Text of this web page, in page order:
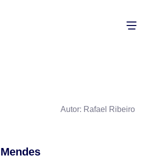
Autor: Rafael Ribeiro